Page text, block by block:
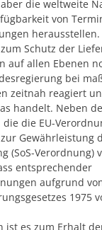
die weltweite
von
herausstellen.
Schutz der
auf allen Ebenen
bei
zeitnah reagiert
handelt. Neben
die EU-
Gewährleistung
(SoS-Verordnung)
entsprechender
aufgrund
1975
ist es zum Erhalt